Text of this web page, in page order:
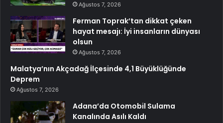
Ağustos 7, 2026
Ferman Toprak’tan dikkat çeken
hayat mesajı: İyi insanların dünyası
olsun
Ağustos 7, 2026
Malatya’nın Akçadağ İlçesinde 4,1 Büyüklüğünde
Deprem
Ağustos 7, 2026
Adana’da Otomobil Sulama
Kanalında Asılı Kaldı